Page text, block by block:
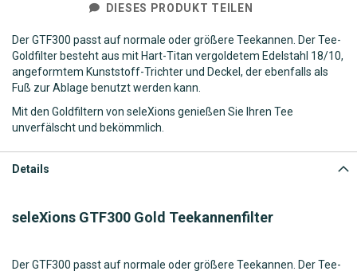
DIESES PRODUKT TEILEN
Der GTF300 passt auf normale oder größere Teekannen. Der Tee-
Goldfilter besteht aus mit Hart-Titan vergoldetem Edelstahl 18/10,
angeformtem Kunststoff-Trichter und Deckel, der ebenfalls als
Fuß zur Ablage benutzt werden kann.
Mit den Goldfiltern von seleXions genießen Sie Ihren Tee
unverfälscht und bekömmlich.
Details
seleXions GTF300 Gold Teekannenfilter
Der GTF300 passt auf normale oder größere Teekannen. Der Tee-